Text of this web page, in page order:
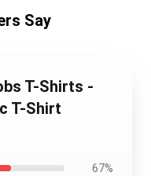
Say
T-Shirts -
T-Shirt
67%